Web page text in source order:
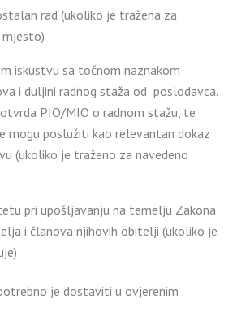
rad (ukoliko je tražena za
mjesto)
iskustvu sa točnom naznakom
i duljini radnog staža od poslodavca.
PIO/MIO o radnom stažu, te
mogu poslužiti kao relevantan dokaz
(ukoliko je traženo za navedeno
pri upošljavanju na temelju Zakona
i članova njihovih obitelji (ukoliko je
je dostaviti u ovjerenim